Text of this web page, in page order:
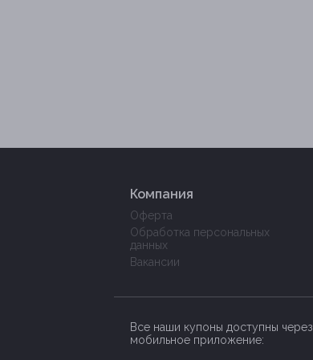
Компания
Оферта
Обработка персональных
данных
Вакансии
Все наши купоны доступны через
мобильное приложение: